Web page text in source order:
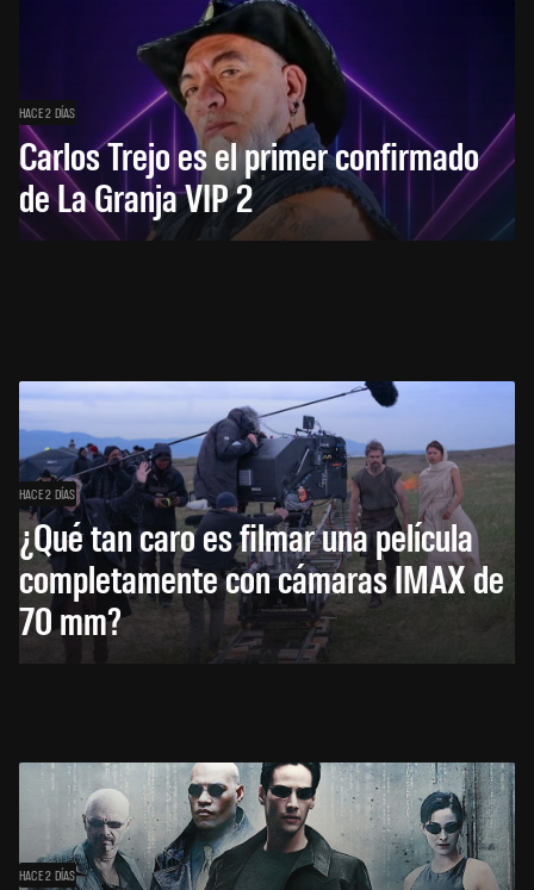
HACE 2 DÍAS
Carlos Trejo es el primer confirmado
de La Granja VIP 2
HACE 2 DÍAS
¿Qué tan caro es filmar una película
completamente con cámaras IMAX de
70 mm?
HACE 2 DÍAS